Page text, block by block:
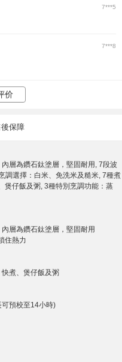
7***5
7***8
价
保障
層為鑽石鈦塗層，堅固耐用, 7段波
調選擇：白米、免洗米及糙米, 7種煮
煲仔飯及粥, 3種特別烹調功能：蒸
層為鑽石鈦塗層，堅固耐用
住熱力
煮、煲仔飯及粥
預校至14小時)